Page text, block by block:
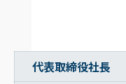
代表取締役社長